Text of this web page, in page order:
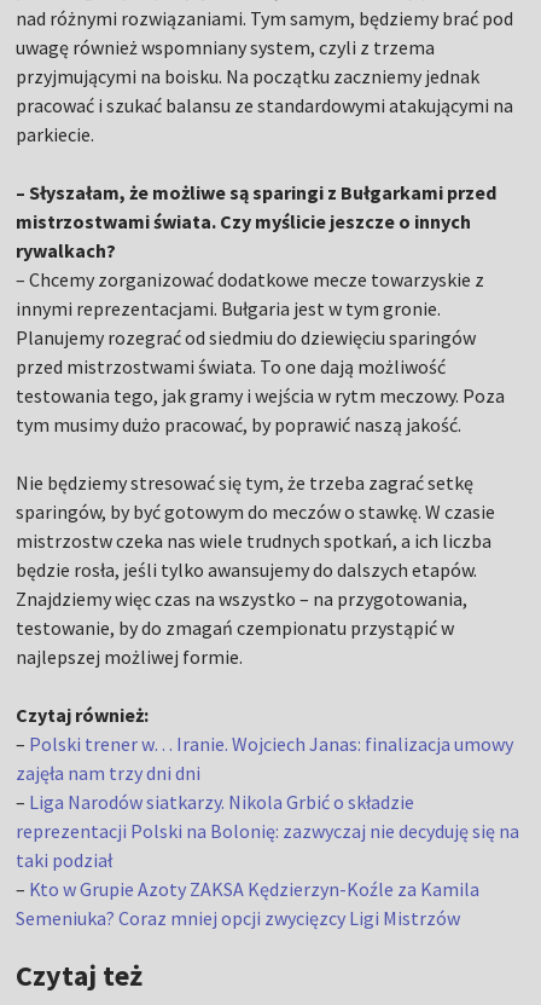
nad różnymi rozwiązaniami. Tym samym, będziemy brać pod
uwagę również wspomniany system, czyli z trzema
przyjmującymi na boisku. Na początku zaczniemy jednak
pracować i szukać balansu ze standardowymi atakującymi na
parkiecie.
– Słyszałam, że możliwe są sparingi z Bułgarkami przed
mistrzostwami świata. Czy myślicie jeszcze o innych
rywalkach?
– Chcemy zorganizować dodatkowe mecze towarzyskie z
innymi reprezentacjami. Bułgaria jest w tym gronie.
Planujemy rozegrać od siedmiu do dziewięciu sparingów
przed mistrzostwami świata. To one dają możliwość
testowania tego, jak gramy i wejścia w rytm meczowy. Poza
tym musimy dużo pracować, by poprawić naszą jakość.
Nie będziemy stresować się tym, że trzeba zagrać setkę
sparingów, by być gotowym do meczów o stawkę. W czasie
mistrzostw czeka nas wiele trudnych spotkań, a ich liczba
będzie rosła, jeśli tylko awansujemy do dalszych etapów.
Znajdziemy więc czas na wszystko – na przygotowania,
testowanie, by do zmagań czempionatu przystąpić w
najlepszej możliwej formie.
Czytaj również:
– Polski trener w… Iranie. Wojciech Janas: finalizacja umowy
zajęła nam trzy dni dni
– Liga Narodów siatkarzy. Nikola Grbić o składzie
reprezentacji Polski na Bolonię: zazwyczaj nie decyduję się na
taki podział
– Kto w Grupie Azoty ZAKSA Kędzierzyn-Koźle za Kamila
Semeniuka? Coraz mniej opcji zwycięzcy Ligi Mistrzów
Czytaj też